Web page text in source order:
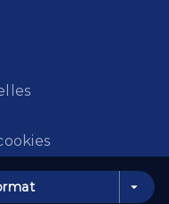
arrow_drop_down